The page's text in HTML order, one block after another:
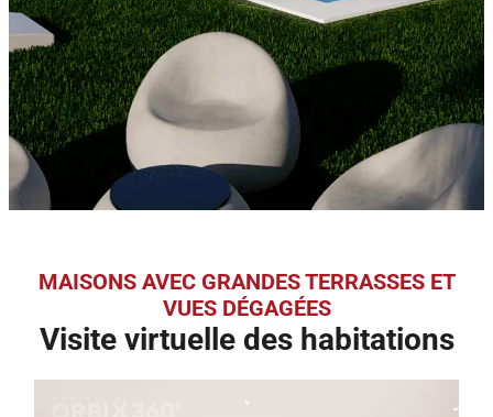
MAISONS AVEC GRANDES TERRASSES ET
VUES DÉGAGÉES
Visite virtuelle des habitations